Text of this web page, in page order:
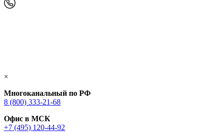
×
Многоканальный по РФ
8 (800) 333‑21-68
Офис в МСК
+7 (495) 120-44-92